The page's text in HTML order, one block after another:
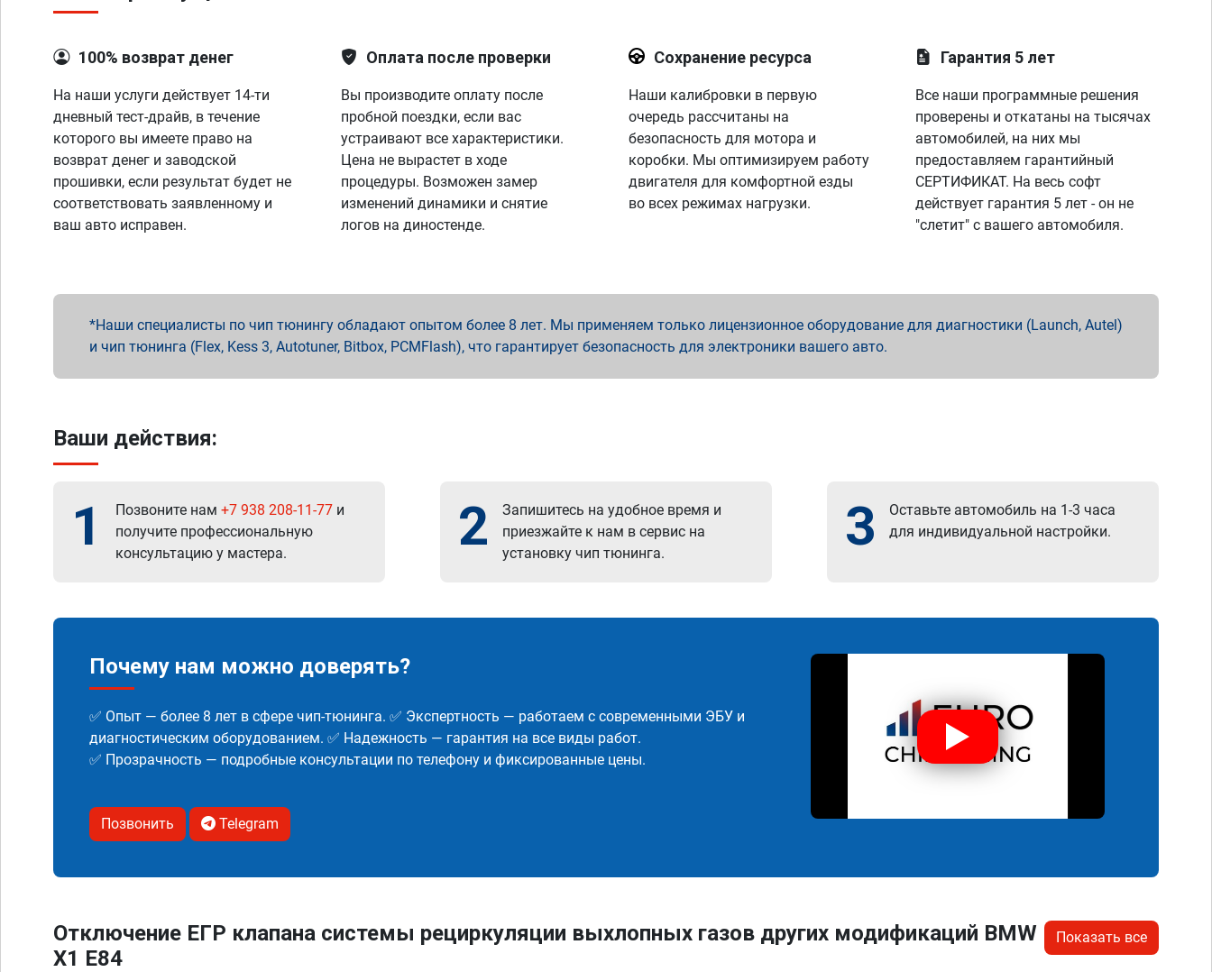
100% возврат денег
На наши услуги действует 14-ти
дневный тест-драйв, в течение
которого вы имеете право на
возврат денег и заводской
прошивки, если результат будет не
соответствовать заявленному и
ваш авто исправен.
Оплата после проверки
Вы производите оплату после
пробной поездки, если вас
устраивают все характеристики.
Цена не вырастет в ходе
процедуры. Возможен замер
изменений динамики и снятие
логов на диностенде.
Сохранение ресурса
Наши калибровки в первую
очередь рассчитаны на
безопасность для мотора и
коробки. Мы оптимизируем работу
двигателя для комфортной езды
во всех режимах нагрузки.
Гарантия 5 лет
Все наши программные решения
проверены и откатаны на тысячах
автомобилей, на них мы
предоставляем гарантийный
СЕРТИФИКАТ. На весь софт
действует гарантия 5 лет - он не
"слетит" с вашего автомобиля.
Наши специалисты по чип тюнингу обладают опытом более 8 лет. Мы применяем только лицензионное оборудование для диагностики (Launch, Autel)
и чип тюнинга (Flex, Kess 3, Autotuner, Bitbox, PCMFlash), что гарантирует безопасность для электроники вашего авто.
Ваши действия:
1 Позвоните нам +7 938 208-11-77 и
получите профессиональную
консультацию у мастера.
2
Запишитесь на удобное время и
приезжайте к нам в сервис на
установку чип тюнинга.
3
Оставьте автомобиль на 1-3 часа
для индивидуальной настройки.
Почему нам можно доверять?
✅ Опыт — более 8 лет в сфере чип-тюнинга. ✅ Экспертность — работаем с современными ЭБУ и
диагностическим оборудованием. ✅ Надежность — гарантия на все виды работ.
✅ Прозрачность — подробные консультации по телефону и фиксированные цены.
Позвонить Telegram
Отключение ЕГР клапана системы рециркуляции выхлопных газов других модификаций BMW
X1 E84
Показать все